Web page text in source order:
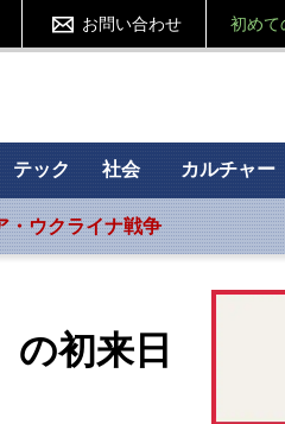
お問い合わせ 初めて
テック 社会 カルチャー
・ウクライナ戦争
の初来日